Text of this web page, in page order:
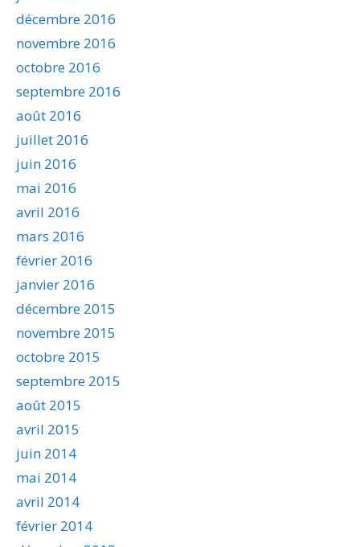
décembre 2016
novembre 2016
octobre 2016
septembre 2016
août 2016
juillet 2016
juin 2016
mai 2016
avril 2016
mars 2016
février 2016
janvier 2016
décembre 2015
novembre 2015
octobre 2015
septembre 2015
août 2015
avril 2015
juin 2014
mai 2014
avril 2014
février 2014